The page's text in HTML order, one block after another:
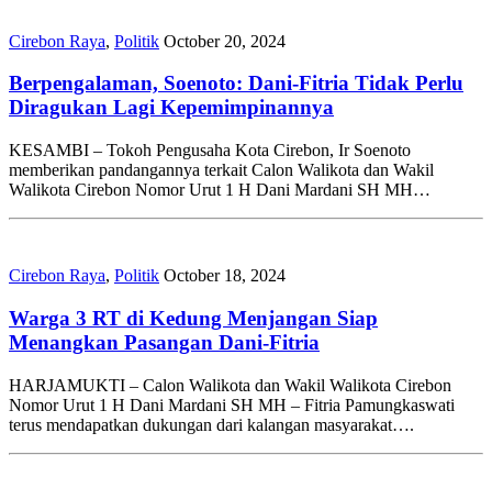
Cirebon Raya, Politik October 20, 2024
Berpengalaman, Soenoto: Dani-Fitria Tidak Perlu
Diragukan Lagi Kepemimpinannya
KESAMBI – Tokoh Pengusaha Kota Cirebon, Ir Soenoto
memberikan pandangannya terkait Calon Walikota dan Wakil
Walikota Cirebon Nomor Urut 1 H Dani Mardani SH MH…
Cirebon Raya, Politik October 18, 2024
Warga 3 RT di Kedung Menjangan Siap
Menangkan Pasangan Dani-Fitria
HARJAMUKTI – Calon Walikota dan Wakil Walikota Cirebon
Nomor Urut 1 H Dani Mardani SH MH – Fitria Pamungkaswati
terus mendapatkan dukungan dari kalangan masyarakat….